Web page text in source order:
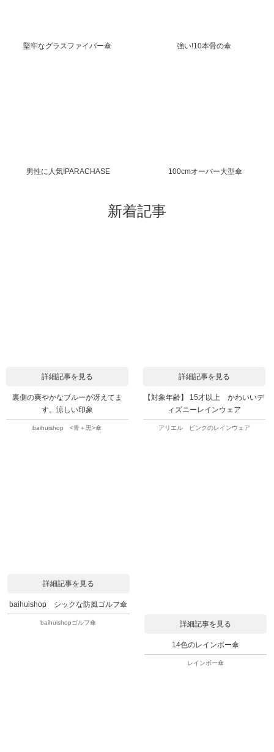
堅牢なグラスファイバー傘 強い!10本骨の傘
男性に人気!PARACHASE 100cmオーバー大型傘
新着記事
詳細記事を見る
裏側の爽やかなブルーが冴えてま
す。涼しい印象
baihuishop <青＋黒>傘
詳細記事を見る
【対象年齢】 15才以上 かわいいデ
ィズニーレインウェア
アリエル ピンクのレインウェア
詳細記事を見る
baihuishop シックな防風ゴルフ傘
baihuishopゴルフ傘 詳細記事を見る
14色のレインボー傘
レインボー傘